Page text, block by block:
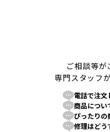
ご相談等が
専門スタッフ
電話で注文
商品につい
ぴったりの
修理はどう